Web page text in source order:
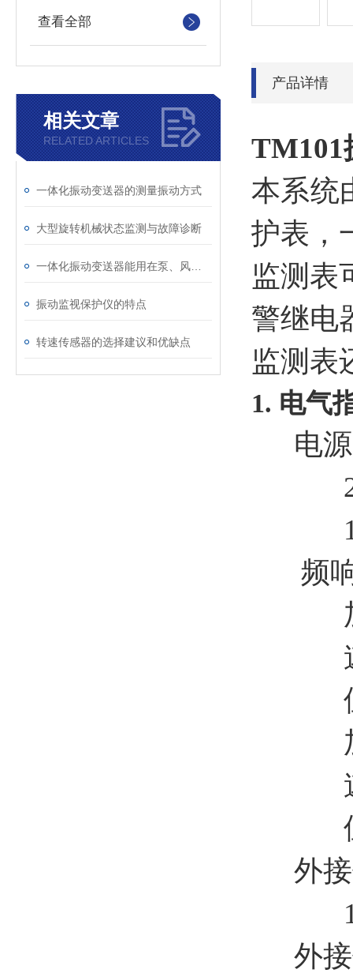
查看全部
相关文章
RELATED ARTICLES
一体化振动变送器的测量振动方式
大型旋转机械状态监测与故障诊断
振动监视保护仪的特点
转速传感器的选择建议和优缺点
产品详情
TM101
本系统
护表，
监测表
警继电
监测表
1. 电气
电
频响
加速
速度
位移
加速
速度
位移
外接
外接